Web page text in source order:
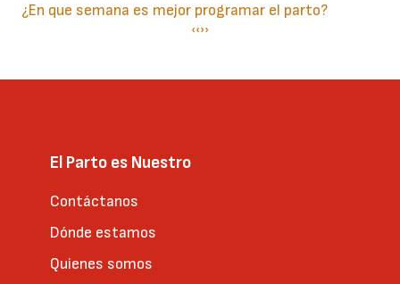
¿En que semana es mejor programar el parto?
Página
‹‹Siguiente
››
El Parto es Nuestro
Contáctanos
Dónde estamos
Quienes somos